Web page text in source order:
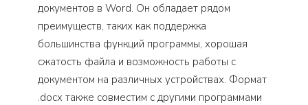
документов в Word. Он обладает рядом
преимуществ, таких как поддержка
большинства функций программы, хорошая
сжатость файла и возможность работы с
документом на различных устройствах. Формат
.docx также совместим с другими программами